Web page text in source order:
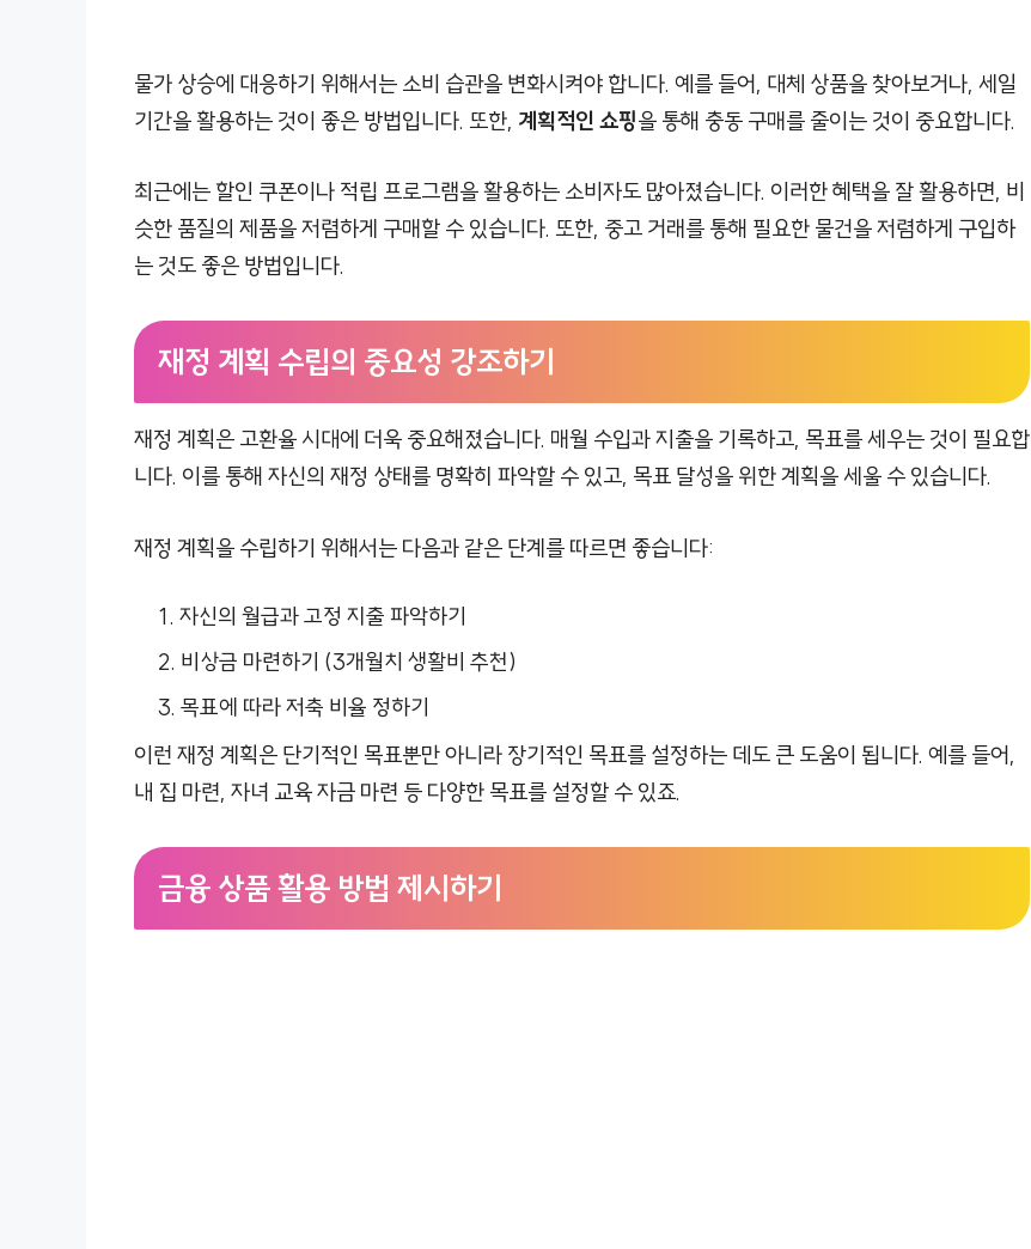
물가 상승에 대응하기 위해서는 소비 습관을 변화시켜야 합니다. 예를 들어, 대체 상품을 찾아보거나, 세일
기간을 활용하는 것이 좋은 방법입니다. 또한, 계획적인 쇼핑을 통해 충동 구매를 줄이는 것이 중요합니다.
최근에는 할인 쿠폰이나 적립 프로그램을 활용하는 소비자도 많아졌습니다. 이러한 혜택을 잘 활용하면, 비
슷한 품질의 제품을 저렴하게 구매할 수 있습니다. 또한, 중고 거래를 통해 필요한 물건을 저렴하게 구입하
는 것도 좋은 방법입니다.
재정 계획 수립의 중요성 강조하기
재정 계획은 고환율 시대에 더욱 중요해졌습니다. 매월 수입과 지출을 기록하고, 목표를 세우는 것이 필요합
니다. 이를 통해 자신의 재정 상태를 명확히 파악할 수 있고, 목표 달성을 위한 계획을 세울 수 있습니다.
재정 계획을 수립하기 위해서는 다음과 같은 단계를 따르면 좋습니다:
자신의 월급과 고정 지출 파악하기
비상금 마련하기 (3개월치 생활비 추천)
목표에 따라 저축 비율 정하기
이런 재정 계획은 단기적인 목표뿐만 아니라 장기적인 목표를 설정하는 데도 큰 도움이 됩니다. 예를 들어,
내 집 마련, 자녀 교육 자금 마련 등 다양한 목표를 설정할 수 있죠.
금융 상품 활용 방법 제시하기